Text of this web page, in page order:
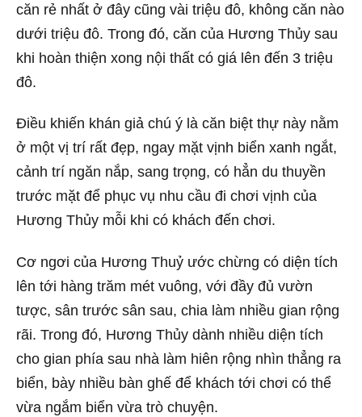
căn rẻ nhất ở đây cũng vài triệu đô, không căn nào
dưới triệu đô. Trong đó, căn của Hương Thủy sau
khi hoàn thiện xong nội thất có giá lên đến 3 triệu
đô.
Điều khiến khán giả chú ý là căn biệt thự này nằm
ở một vị trí rất đẹp, ngay mặt vịnh biển xanh ngắt,
cảnh trí ngăn nắp, sang trọng, có hẳn du thuyền
trước mặt để phục vụ nhu cầu đi chơi vịnh của
Hương Thủy mỗi khi có khách đến chơi.
Cơ ngơi của Hương Thuỷ ước chừng có diện tích
lên tới hàng trăm mét vuông, với đầy đủ vườn
tược, sân trước sân sau, chia làm nhiều gian rộng
rãi. Trong đó, Hương Thủy dành nhiều diện tích
cho gian phía sau nhà làm hiên rộng nhìn thẳng ra
biển, bày nhiều bàn ghế để khách tới chơi có thể
vừa ngắm biển vừa trò chuyện.